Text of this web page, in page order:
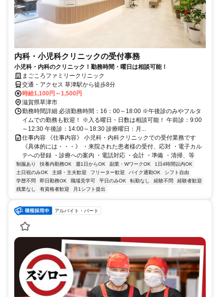
内科・小児科クリニックの受付事務
小児科・内科のクリニック！勤務時間・曜日は相談可能！
まごころファミリークリニック
交通・アクセス 草津駅から徒歩8分
時給1,100円～1,500円
滋賀県草津市
勤務時間詳細 必須勤務時間：16：00～18:00 ※午後診のみやフルタ
イムでの勤務も歓迎！ ※入る曜日・日数は相談可能！ 午前診：9:00
～12:30 午後診：14:00～18:30 診療曜日：月...
仕事内容 《仕事内容》 小児科・内科クリニックでの受付業務です
《具体的には・・・》 ・来院された患者様の受付、応対 ・電子カル
テへの登録 ・診療への案内 ・電話対応 ・会計 ・準備 ・清掃、等
制服あり 扶養内勤務OK 週1日からOK 副業・WワークOK
1日4時間以内OK
土日祝のみOK
主婦・主夫歓迎 フリーター歓迎 バイク通勤OK
シフト自由
学歴不問
即日勤務OK 職場見学可 平日のみOK 転勤なし 経験不問
経験者歓迎
残業なし
有資格者歓迎 月1シフト提出
アルバイト・パート